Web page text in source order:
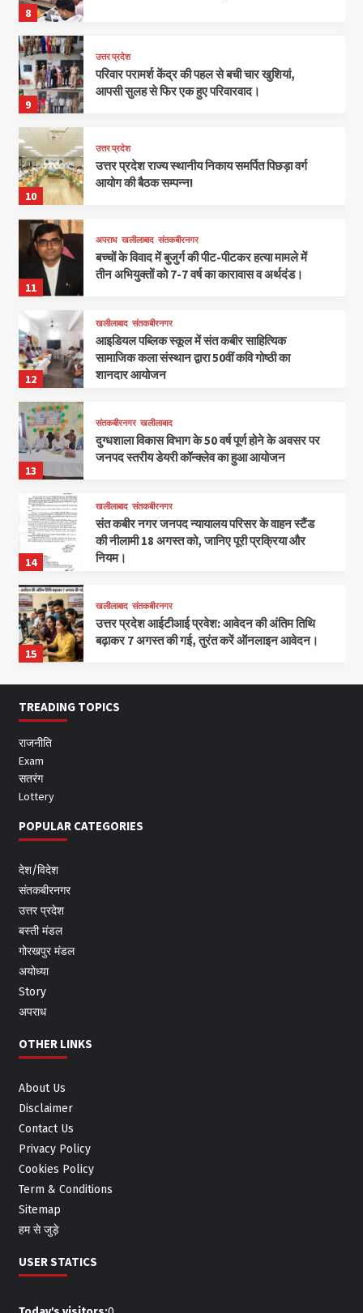
8
9
उत्तर प्रदेश
परिवार परामर्श केंद्र की पहल से बची चार खुशियां,
आपसी सुलह से फिर एक हुए परिवारवाद।
10
उत्तर प्रदेश
उत्तर प्रदेश राज्य स्थानीय निकाय समर्पित पिछड़ा वर्ग
आयोग की बैठक सम्पन्न!
11
अपराध खलीलाबाद संतकबीरनगर
बच्चों के विवाद में बुजुर्ग की पीट-पीटकर हत्या मामले में
तीन अभियुक्तों को 7-7 वर्ष का कारावास व अर्थदंड।
12
खलीलाबाद संतकबीरनगर
आइडियल पब्लिक स्कूल में संत कबीर साहित्यिक
सामाजिक कला संस्थान द्वारा 50वीं कवि गोष्ठी का
शानदार आयोजन
13
संतकबीरनगर खलीलाबाद
दुग्धशाला विकास विभाग के 50 वर्ष पूर्ण होने के अवसर पर
जनपद स्तरीय डेयरी कॉन्क्लेव का हुआ आयोजन
14
खलीलाबाद संतकबीरनगर
संत कबीर नगर जनपद न्यायालय परिसर के वाहन स्टैंड
की नीलामी 18 अगस्त को, जानिए पूरी प्रक्रिया और
नियम।
15
खलीलाबाद संतकबीरनगर
उत्तर प्रदेश आईटीआई प्रवेश: आवेदन की अंतिम तिथि
बढ़ाकर 7 अगस्त की गई, तुरंत करें ऑनलाइन आवेदन।
TREADING TOPICS
राजनीति
Exam
सतरंग
Lottery
POPULAR CATEGORIES
देश/विदेश
संतकबीरनगर
उत्तर प्रदेश
बस्ती मंडल
गोरखपुर मंडल
अयोध्या
Story
अपराध
OTHER LINKS
About Us
Disclaimer
Contact Us
Privacy Policy
Cookies Policy
Term & Conditions
Sitemap
हम से जुड़े
USER STATICS